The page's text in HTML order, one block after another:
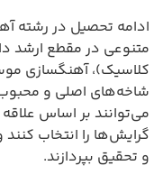
ادامه تحصیل در رشته
متنوعی در مقطع ارشد
کلاسیک)، آهنگسازی
شاخه‌های اصلی و
می‌توانند بر اساس
گرایش‌ها را انتخاب
و تحقیق بپردازند.